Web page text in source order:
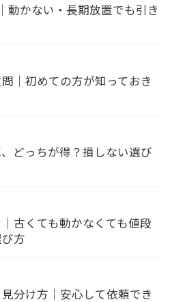
動かない・長期放置でも引き
｜初めての方が知っておき
どっちが得？損しない選び
古くても動かなくても値段
方
分け方｜安心して依頼でき